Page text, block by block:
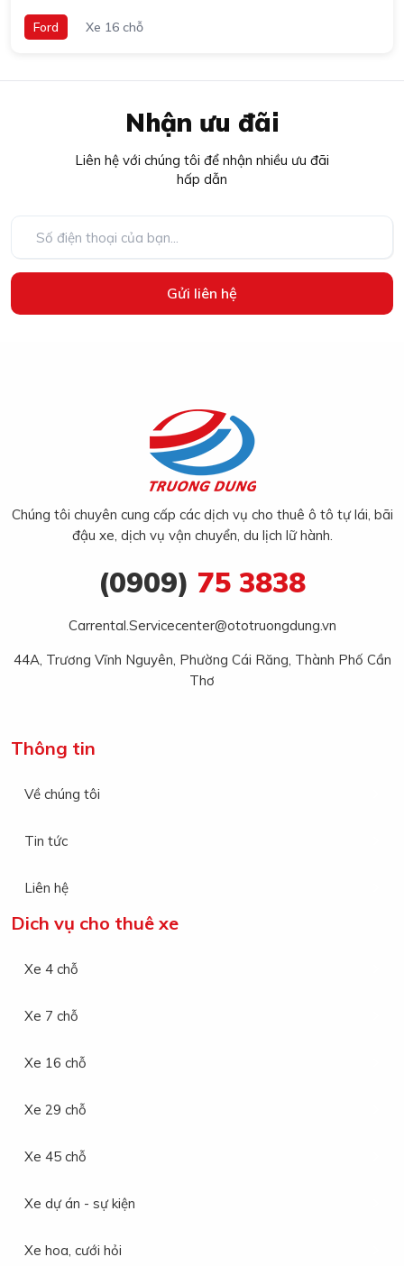
Ford Xe 16 chỗ
Nhận ưu đãi
Liên hệ với chúng tôi để nhận nhiều ưu đãi
hấp dẫn
Gửi liên hệ
Chúng tôi chuyên cung cấp các dịch vụ cho thuê ô tô tự lái, bãi
đậu xe, dịch vụ vận chuyển, du lịch lữ hành.
Thông tin
Về chúng tôi
Tin tức
Liên hệ
Dich vụ cho thuê xe
Xe 4 chỗ
Xe 7 chỗ
Xe 16 chỗ
Xe 29 chỗ
Xe 45 chỗ
Xe dự án - sự kiện
Xe hoa, cưới hỏi
(0909) 75 3838
Carrental.Servicecenter@ototruongdung.vn
44A, Trương Vĩnh Nguyên, Phường Cái Răng, Thành Phố Cần
Thơ